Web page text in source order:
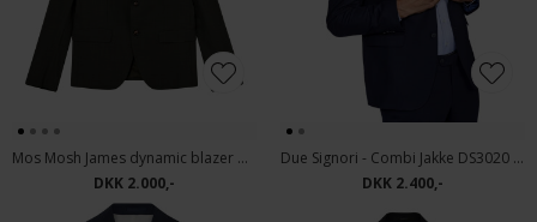
Mos Mosh James dynamic blazer Habitjakke Dark Green
DKK 2.000,-
Due Signori - Combi Jakke DS3020 | Habitjakke Navy
DKK 2.400,-